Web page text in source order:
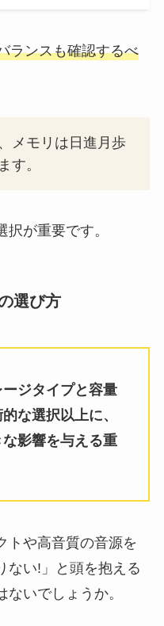
ランスも確認するべ
メモリは日進月歩
す。
が重要です。
選び方
ジタイプと容量
な選択以上に、
影響を与える重
トや高音質の音源を
ない!」と頭を抱える
いでしょうか。